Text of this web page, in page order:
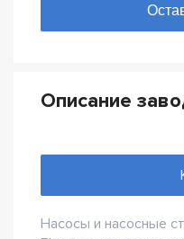
Описание
Насосы и насосные